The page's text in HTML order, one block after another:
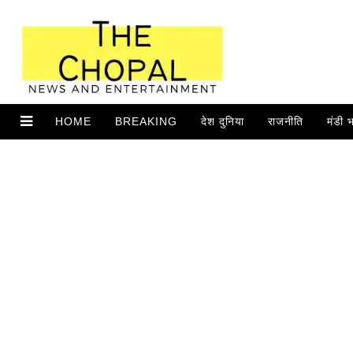
HOME BREAKING देश दुनिया राजनीति मंडी